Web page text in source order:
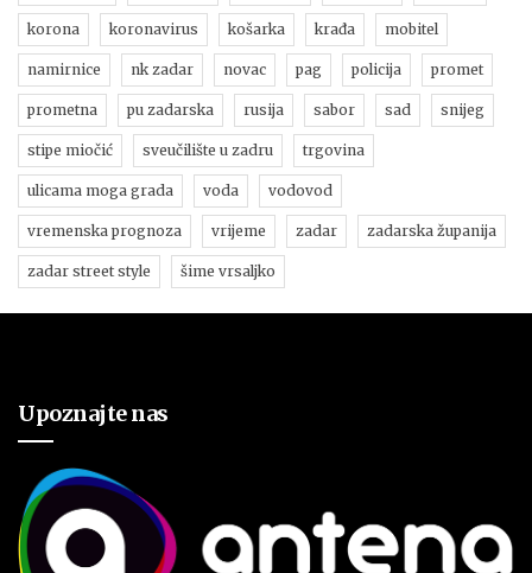
korona koronavirus košarka krađa mobitel
namirnice nk zadar novac pag policija promet
prometna pu zadarska rusija sabor sad snijeg
stipe miočić sveučilište u zadru trgovina
ulicama moga grada voda vodovod
vremenska prognoza vrijeme zadar zadarska županija
zadar street style šime vrsaljko
Upoznajte nas